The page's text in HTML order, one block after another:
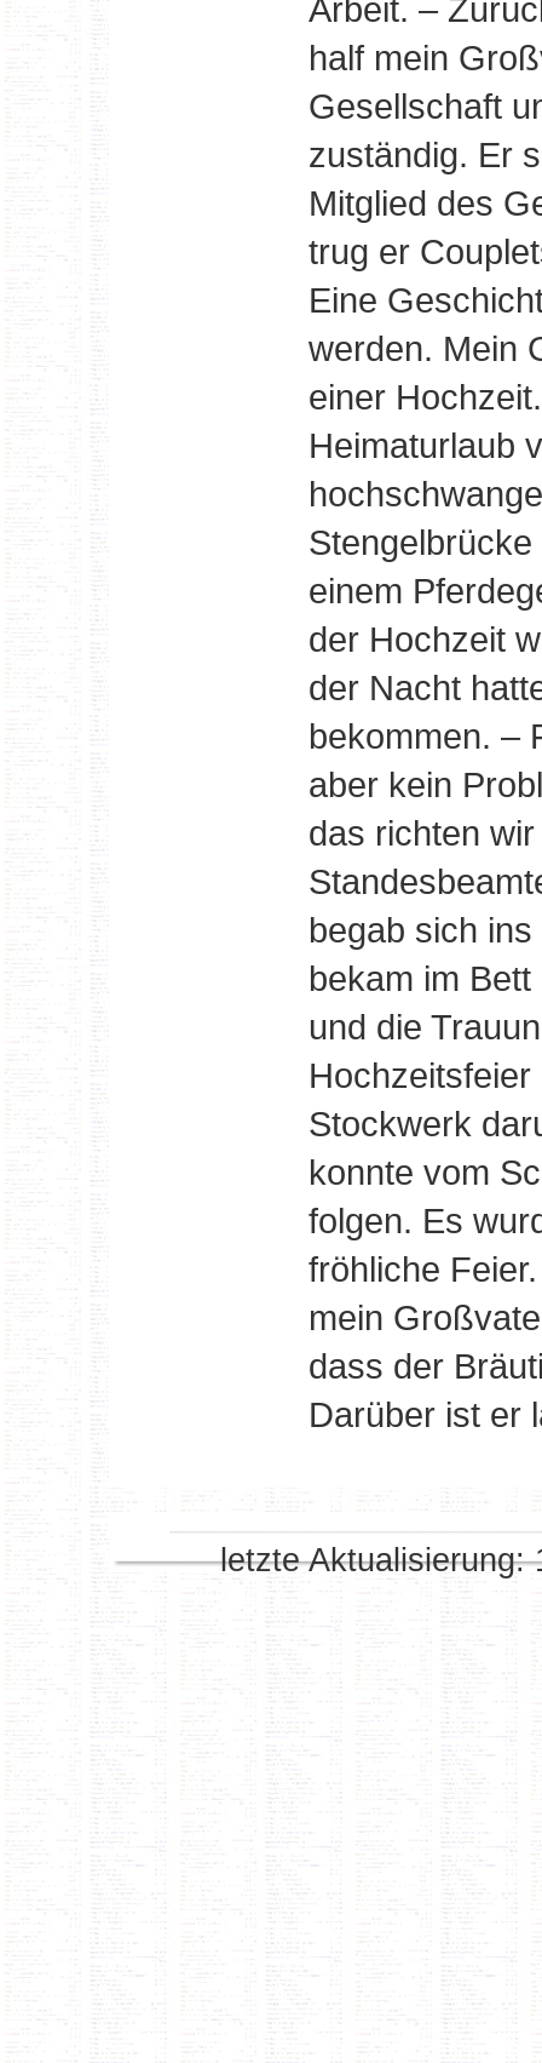
Arbeit. –
half mein
Gesellschaft
zuständig. Er
Mitglied des
trug er
Eine
werden. Mein
einer
Heimaturlaub
einem
der Hochzeit
der Nacht
bekommen. –
aber kein
das richten
begab sich
bekam im
und die
Stockwerk
konnte vom
folgen. Es
fröhliche
mein
dass der
Darüber ist er
letzte Aktualisierung: